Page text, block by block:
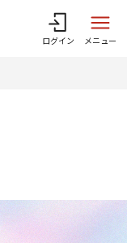
ログイン メニュー